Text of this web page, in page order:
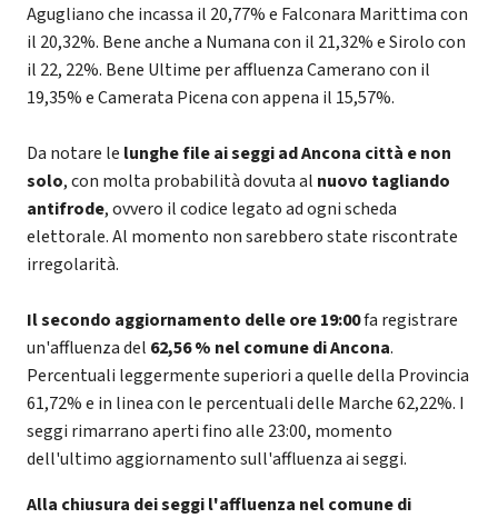
Agugliano che incassa il 20,77% e Falconara Marittima con
il 20,32%. Bene anche a Numana con il 21,32% e Sirolo con
il 22, 22%. Bene Ultime per affluenza Camerano con il
19,35% e Camerata Picena con appena il 15,57%.
Da notare le lunghe file ai seggi ad Ancona città e non
solo, con molta probabilità dovuta al nuovo tagliando
antifrode, ovvero il codice legato ad ogni scheda
elettorale. Al momento non sarebbero state riscontrate
irregolarità.
Il secondo aggiornamento delle ore 19:00fa registrare
un'affluenza del 62,56 % nel comune di Ancona.
Percentuali leggermente superiori a quelle della Provincia
61,72% e in linea con le percentuali delle Marche 62,22%. I
seggi rimarrano aperti fino alle 23:00, momento
dell'ultimo aggiornamento sull'affluenza ai seggi.
Alla chiusura dei seggi l'affluenza nel comune di